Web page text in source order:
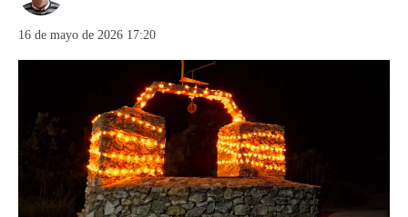
16 de mayo de 2026 17:20